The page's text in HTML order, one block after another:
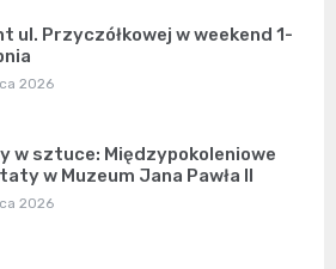
ul. Przyczółkowej w weekend 1-
2026
w sztuce: Międzypokoleniowe
w Muzeum Jana Pawła II
2026